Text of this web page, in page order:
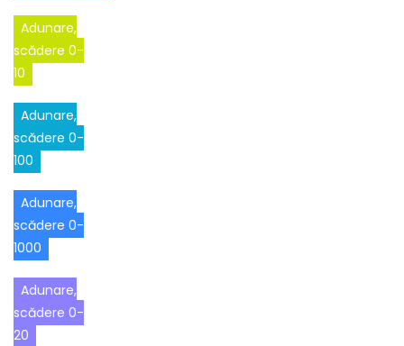
Adunare,
scădere 0-
10
Adunare,
scădere 0-
100
Adunare,
scădere 0-
1000
Adunare,
scădere 0-
20